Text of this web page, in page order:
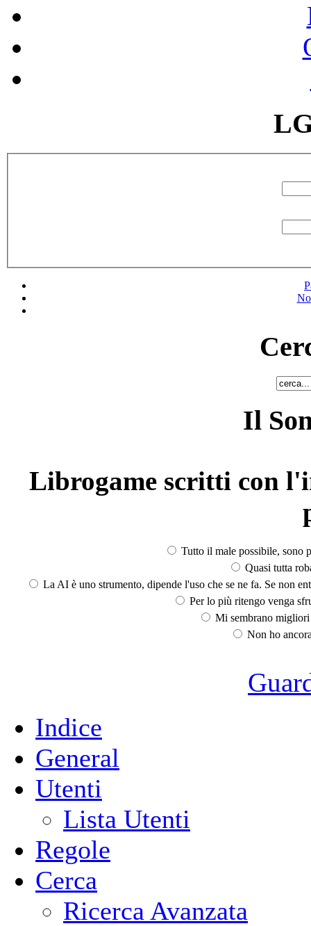
Il
Librogame scritti con
Tutto il male possibile, sono
Quasi tutta
La AI è uno strumento, dipende l'uso che se ne fa. Se non
Per lo più ritengo venga
Mi sembrano
Non ho
Indice
General
Utenti
Lista Utenti
Regole
Cerca
Ricerca Avanzata